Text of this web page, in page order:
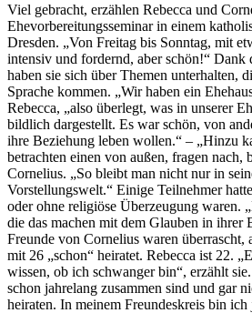
Viel gebracht, erzählen Rebecca und
Ehevorbereitungsseminar in einem
Dresden. „Von Freitag bis Sonntag, mit
intensiv und fordernd, aber schön!“ Dank
haben sie sich über Themen unterhalten,
Sprache kommen. „Wir haben ein
Rebecca, „also überlegt, was in unserer
bildlich dargestellt. Es war schön, von
ihre Beziehung leben wollen.“ – „Hinzu
betrachten einen von außen, fragen nach,
Cornelius. „So bleibt man nicht nur in
Vorstellungswelt.“ Einige Teilnehmer
oder ohne religiöse Überzeugung waren.
die das machen mit dem Glauben in ihrer
Freunde von Cornelius waren überrascht,
mit 26 „schon“ heiratet. Rebecca ist 22.
wissen, ob ich schwanger bin“, erzählt
schon jahrelang zusammen sind und gar
heiraten. In meinem Freundeskreis bin ich